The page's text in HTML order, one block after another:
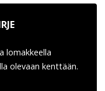
lomakkeella
olevaan kenttään.